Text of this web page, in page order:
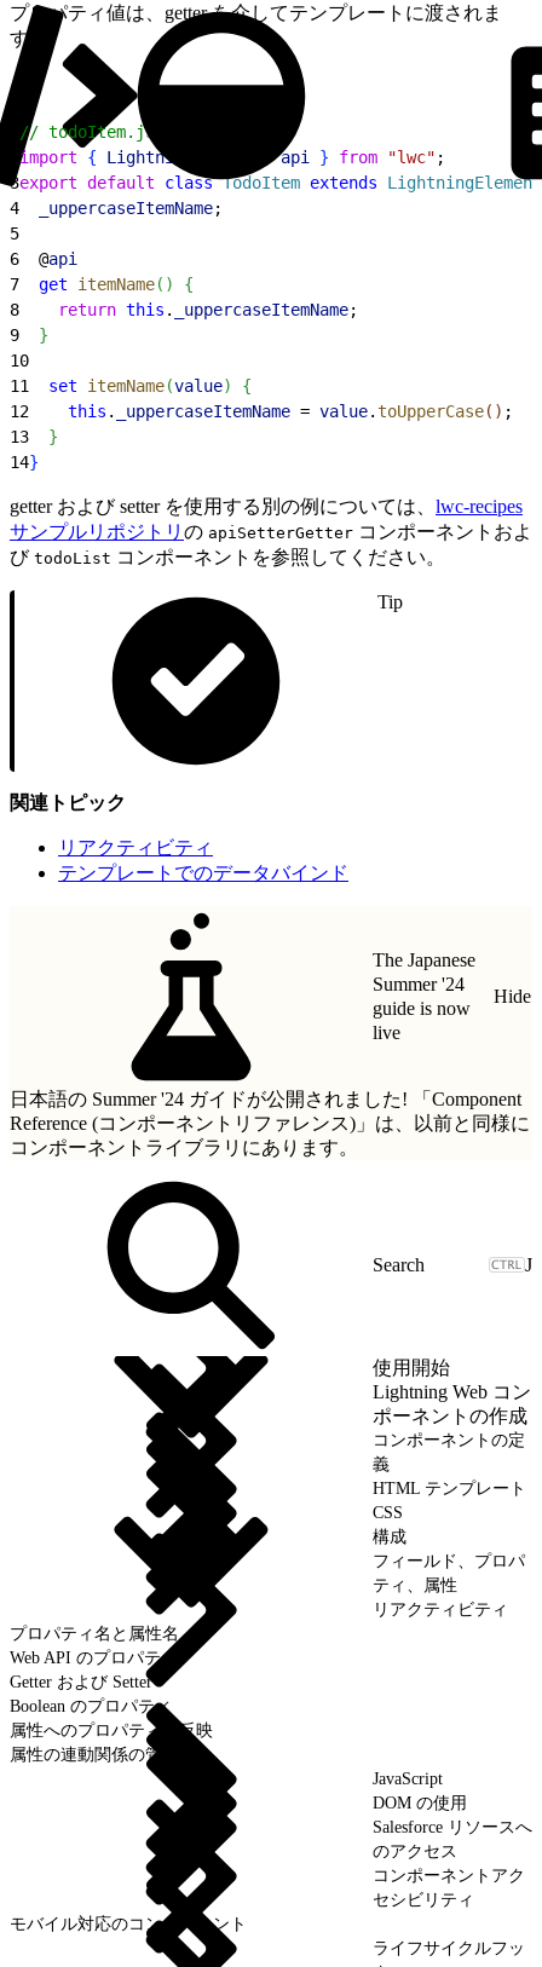
プロパティ値は、getter を介してテンプレートに渡されま
す。
// todoItem.js
import { LightningElement , api } from "lwc" ;
3export default class TodoItem extends LightningElement
4
  _uppercaseItemName
;
5
6
  @
api
7
  get
itemName( )
{
8
    return
this . _uppercaseItemName;
9
}
10
11
  set
itemName(value)
{
12
    this
. _uppercaseItemName = value.toUpperCase( ) ;
13
}
14}
getter および setter を使用する別の例については、 lwc-recipes
サンプルリポジトリ の apiSetterGetter コンポーネントおよ
び todoList コンポーネントを参照してください。
Tip
関連トピック
リアクティビティ
テンプレートでのデータバインド
The Japanese
Summer '24
guide is now
live
Hide
日本語の Summer '24 ガイドが公開されました!
「Component
Reference (コンポーネントリファレンス)」 は、以前と同様に
コンポーネントライブラリにあります。
J
使用開始
Lightning Web コン
ポーネントの作成
コンポーネントの定
義
HTML テンプレート
CSS
構成
フィールド、プロパ
ティ、属性
リアクティビティ
プロパティ名と属性名
Web API のプロパティ
Getter および Setter
Boolean のプロパティ
属性へのプロパティの反映
属性の連動関係の管理
JavaScript
DOM の使用
Salesforce リソースへ
のアクセス
コンポーネントアク
セシビリティ
モバイル対応のコンポーネント
ライフサイクルフッ